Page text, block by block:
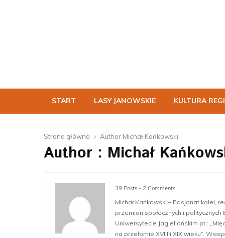
START LASY JANOWSKIE KULTURA
Strona główna Author Michał Kańkowski
Author : Michał
39 Posts - 2 Comments
Michał Kańkowski – Pasjonat kolei,
przemian społecznych i
Uniwersytecie Jagiellońskim pt.:
na przełomie XVIII i XIX wieku”.